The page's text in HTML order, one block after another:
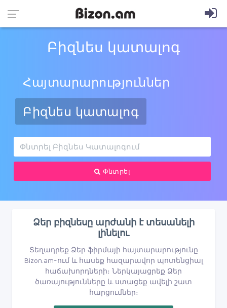
Բիզնես կատալոգ
Հայտարարություններ
Բիզնես կատալոգ
Փնտրել
Ձեր բիզնեսը արժանի է տեսանելի
լինելու
Տեղադրեք Ձեր ֆիրմայի հայտարարությունը
Bizon.am-ում և հասեք հազարավոր պոտենցիալ
հաճախորդների։ Ներկայացրեք Ձեր
ծառայությունները և ստացեք ավելի շատ
հարցումներ։